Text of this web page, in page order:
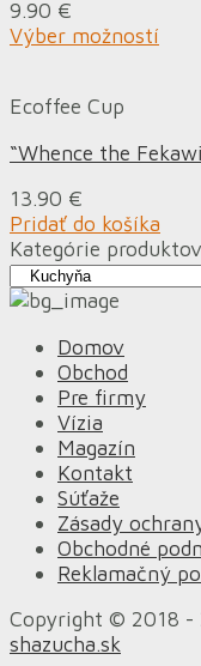
9.90 €
Výber možností
Ecoffee Cup
“Whence the
13.90 €
Pridať do košíka
Kategórie produktov
Domov
Obchod
Pre firmy
Vízia
Magazín
Kontakt
Súťaže
Zásady
Obchodné
Reklamačný
Copyright © 2018 -
shazucha.sk